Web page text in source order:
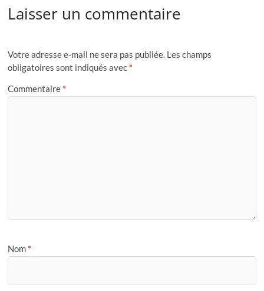
Laisser un commentaire
Votre adresse e-mail ne sera pas publiée. Les champs
obligatoires sont indiqués avec *
Commentaire *
Nom *